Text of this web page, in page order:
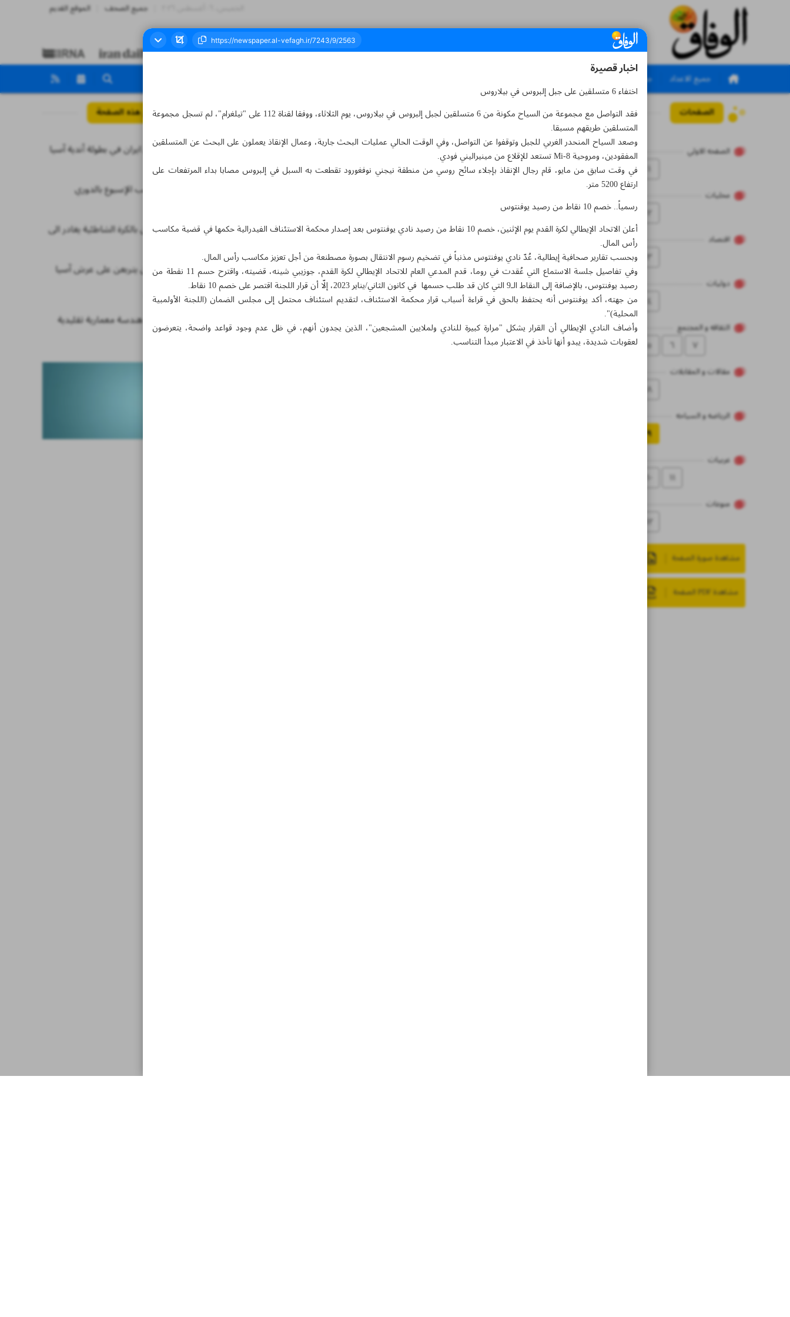
جميع الصحف الموقع القديم
جميع الاعداد جميع الملاحق
الصفحات
الصفحه الاولي
محلیات
۲
اقتصاد
۳
دولیات
٤
الثقاقه و المجتمع
٥ ٦ ۷
مقالات و المقابلات
۸
الریاضه و السیاحه
۹
عربیات
۱۱
منوعات
۱۲
مشاهدة صورة الصفحة
مشاهدة PDF الصفحة
العدد سبعة آلاف ومائتان وثلاثة وأربعون - ٢٤ مايو ٢٠٢٣ مواضيع هذه الصفحة
4 فرق تمثل ايران في بطولة أندية آسيا
بكرة القدم
طارمي.. لاعب الإسبوع بالدوري
منتخب ايران بالكرة الشاطئية يغادر الى
سيدات ايران يتربعن على عرش آسيا
اخبار قصيرة
رضوانشهر.. هندسة معمارية تقليدية
اسلامية
اخبار قصيرة
اختفاء 6 متسلقين على جبل إلبروس في بيلاروس
فقد التواصل مع مجموعة من السياح مكونة من 6 متسلقين لجبل إلبروس في بيلاروس، يوم الثلاثاء، ووفقا لقناة 112 على "تيلغرام"، لم تسجل مجموعة
المتسلقين طريقهم مسبقا.
وصعد السياح المنحدر الغربي للجبل وتوقفوا عن التواصل، وفي الوقت الحالي عمليات البحث جارية، وعمال الإنقاذ يعملون على البحث عن المتسلقين
المفقودين، ومروحية Mi-8 تستعد للإقلاع من مينيراليني فودي.
في وقت سابق من مايو، قام رجال الإنقاذ بإجلاء سائح روسي من منطقة نيجني نوفغورود تقطعت به السبل في إلبروس مصابا بداء المرتفعات على
ارتفاع 5200 متر.
رسمياً.. خصم 10 نقاط من رصيد يوفنتوس
أعلن الاتحاد الإيطالي لكرة القدم يوم الإثنين، خصم 10 نقاط من رصيد نادي يوفنتوس بعد إصدار محكمة الاستئناف الفيدرالية حكمها في قضية مكاسب
رأس المال.
وبحسب تقارير صحافية إيطالية، عُدّ نادي يوفنتوس مذنباً في تضخيم رسوم الانتقال بصورة مصطنعة من أجل تعزيز مكاسب رأس المال.
وفي تفاصيل جلسة الاستماع التي عُقدت في روما، قدم المدعي العام للاتحاد الإيطالي لكرة القدم، جوزيبي شينه، قضيته، واقترح حسم 11 نقطة من
رصيد يوفنتوس، بالإضافة إلى النقاط الـ9 التي كان قد طلب حسمها في كانون الثاني/يناير 2023، إلّا أن قرار اللجنة اقتصر على خصم 10 نقاط.
من جهته، أكد يوفنتوس أنه يحتفظ بالحق في قراءة أسباب قرار محكمة الاستئناف، لتقديم استئناف محتمل إلى مجلس الضمان (اللجنة الأولمبية
المحلية)".
وأضاف النادي الإيطالي أن القرار يشكل "مرارة كبيرة للنادي ولملايين المشجعين"، الذين يجدون أنهم، في ظل عدم وجود قواعد واضحة، يتعرضون
لعقوبات شديدة، يبدو أنها تأخذ في الاعتبار مبدأ التناسب.